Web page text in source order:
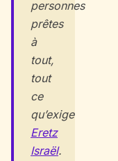
personnes
prêtes
à
tout,
tout
ce
qu’exige
Eretz
Israël.